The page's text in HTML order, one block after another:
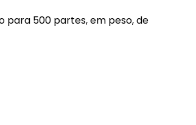
para 500 partes, em peso, de